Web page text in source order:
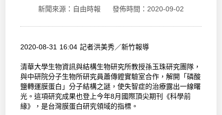
新聞來源：自由時報 發佈時間：2020-09-02
2020-08-31 16:04 記者洪美秀／新竹報導
清華大學生物資訊與結構生物研究所教授孫玉珠研究團隊，
與中研院分子生物所研究員蕭傳鐙實驗室合作，解開「磷酸
鹽轉運膜蛋白」分子結構之謎，使失智症的治療露出一線曙
光。這項研究成果也登上今年8月國際頂尖期刊《科學前
緣》，是台灣膜蛋白研究領域的指標。